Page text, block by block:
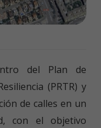
del Plan de
(PRTR) y
de calles en un
con el objetivo